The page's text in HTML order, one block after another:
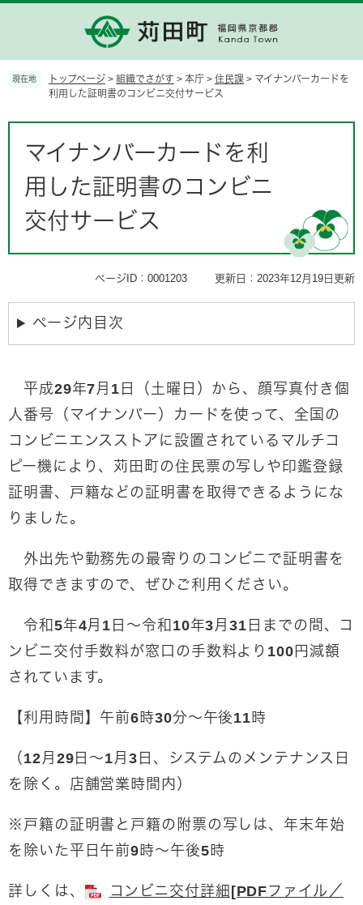
の
す。
ー
し
現在地 トップページ > 組織でさがす > 本庁 > 住民課 > マイナンバーカードを
利用した証明書のコンビニ交付サービス
マイナンバーカードを利
用した証明書のコンビニ
交付サービス
ページID：0001203 更新日：2023年12月19日更新
ページ内目次
平成29年7月1日（土曜日）から、顔写真付き個
人番号（マイナンバー）カードを使って、全国の
コンビニエンスストアに設置されているマルチコ
ピー機により、苅田町の住民票の写しや印鑑登録
証明書、戸籍などの証明書を取得できるようにな
りました。
外出先や勤務先の最寄りのコンビニで証明書を
取得できますので、ぜひご利用ください。
令和5年4月1日～令和10年3月31日までの間、コ
ンビニ交付手数料が窓口の手数料より100円減額
されています。
【利用時間】午前6時30分～午後11時
（12月29日～1月3日、システムのメンテナンス日
を除く。店舗営業時間内）
※戸籍の証明書と戸籍の附票の写しは、年末年始
を除いた平日午前9時～午後5時
詳しくは、
コンビニ交付詳細[PDFファイル／